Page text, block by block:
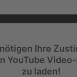
Ihre
YouTube
zu laden!